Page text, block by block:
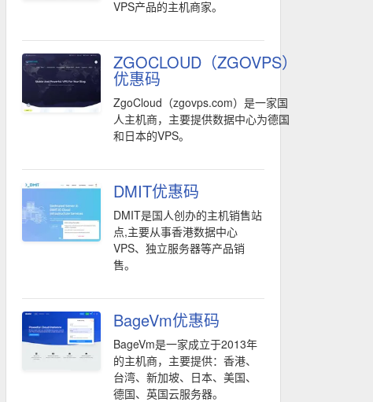
VPS产品的主机商家。
ZGOCLOUD（ZGOVPS）
优惠码
ZgoCloud（zgovps.com）是一家国
人主机商，主要提供数据中心为德国
和日本的VPS。
DMIT优惠码
DMIT是国人创办的主机销售站
点,主要从事香港数据中心
VPS、独立服务器等产品销
售。
BageVm优惠码
BageVm是一家成立于2013年
的主机商，主要提供：香港、
台湾、新加坡、日本、美国、
德国、英国云服务器。